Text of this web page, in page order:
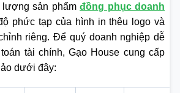
lượng sản phẩmđồng phục doanh
phức tạp của hình in thêu logo và
riêng. Để quý doanh nghiệp dễ
tài chính, Gạo House cung cấp
dưới đây: